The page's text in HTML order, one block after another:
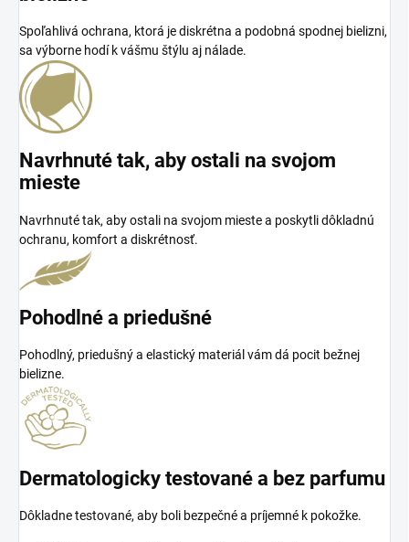
Spoľahlivá ochrana, ktorá je diskrétna a podobná spodnej bielizni,
sa výborne hodí k vášmu štýlu aj nálade.
Navrhnuté tak, aby ostali na svojom
mieste
Navrhnuté tak, aby ostali na svojom mieste a poskytli dôkladnú
ochranu, komfort a diskrétnosť.
Pohodlné a priedušné
Pohodlný, priedušný a elastický materiál vám dá pocit bežnej
bielizne.
Dermatologicky testované a bez parfumu
Dôkladne testované, aby boli bezpečné a príjemné k pokožke.